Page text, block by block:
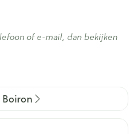
of e-mail, dan bekijken